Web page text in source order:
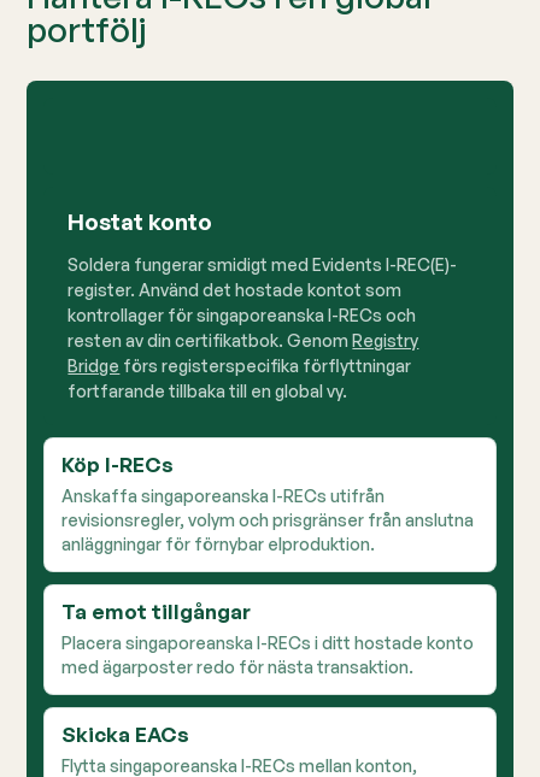
portfölj
Köp I-RECs
Anskaffa singaporeanska I-RECs utifrån
revisionsregler, volym och prisgränser från anslutna
anläggningar för förnybar elproduktion.
Ta emot tillgångar
Placera singaporeanska I-RECs i ditt hostade konto
med ägarposter redo för nästa transaktion.
Hostat konto
Soldera fungerar smidigt med Evidents I-REC(E)-
register. Använd det hostade kontot som
kontrollager för singaporeanska I-RECs och
resten av din certifikatbok. GenomRegistry
Bridge förs registerspecifika förflyttningar
fortfarande tillbaka till en global vy.
Skicka EACs
Flytta singaporeanska I-RECs mellan konton,